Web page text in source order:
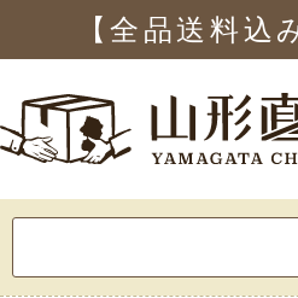
【全品送料込
索: